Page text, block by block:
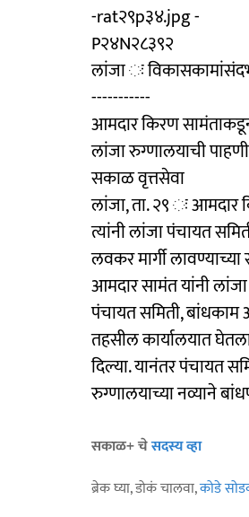
-rat२९p३४.jpg -
P२४N२८३९२
लांजा ः
-----------
आमदार किरण
लांजा रुग्णालयाची पाहणी
सकाळ वृत्तसेवा
लांजा, ता. २९ ः आमदार
त्यांनी लांजा पंचायत
लवकर मार्गी लावण्याच्या
आमदार सामंत यांनी
पंचायत समिती, बांधकाम
तहसील कार्यालयात
दिल्या. यानंतर पंचायत
रुग्णालयाच्या नव्याने
सकाळ+ चेसदस्य व्हा
ब्रेक घ्या, डोकं चालवा,कोडे